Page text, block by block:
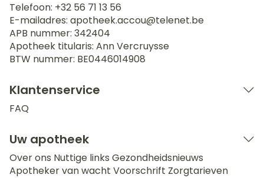
Telefoon: +32 56 71 13 56
E-mailadres: apotheek.accou@telenet.be
APB nummer: 342404
Apotheek titularis: Ann Vercruysse
BTW nummer: BE0446014908
Klantenservice
FAQ
Uw apotheek
Over ons Nuttige links Gezondheidsnieuws
Apotheker van wacht Voorschrift Zorgtarieven